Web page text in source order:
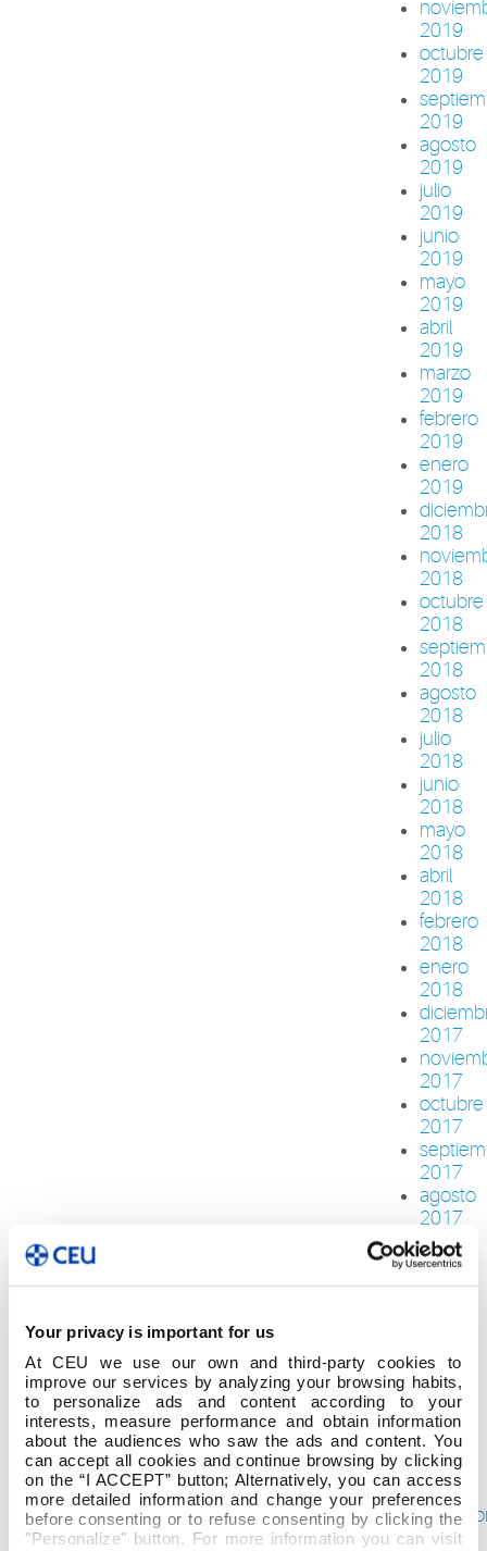
Your privacy is important for us
At CEU we use our own and third-party cookies to
improve our services by analyzing your browsing habits,
to personalize ads and content according to your
interests, measure performance and obtain information
about the audiences who saw the ads and content. You
can accept all cookies and continue browsing by clicking
on the “I ACCEPT” button; Alternatively, you can access
more detailed information and change your preferences
before consenting or to refuse consenting by clicking the
"Personalize" button. For more information you can visit
2019
octubre
2019
2019
agosto
2019
julio
2019
junio
2019
mayo
2019
abril
2019
marzo
2019
febrero
2019
enero
2019
2018
2018
octubre
2018
2018
agosto
2018
julio
2018
junio
2018
mayo
2018
abril
2018
febrero
2018
enero
2018
2017
2017
octubre
2017
2017
agosto
2017
junio
2017
mayo
2017
marzo
2017
febrero
2017
enero
2017
2016